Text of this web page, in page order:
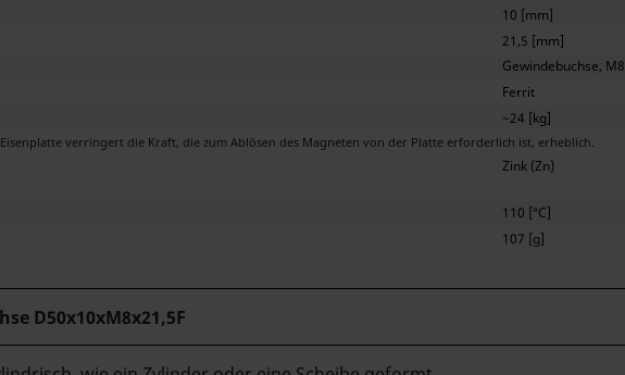
10 [mm]
21,5 [mm]
Gewindebuchse, M8
Ferrit
~24 [kg]
verringert die Kraft, die zum Ablösen des Magneten von der Platte erforderlich ist, erheblich.
Zink (Zn)
110 [°C]
107 [g]
D50x10xM8x21,5F